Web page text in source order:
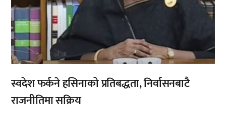
स्वदेश फर्कने हसिनाको प्रतिबद्धता, निर्वासनबाटै
राजनीतिमा सक्रिय